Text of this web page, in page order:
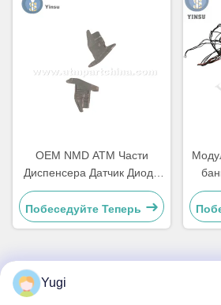
OEM NMD ATM Части
Диспенсера Датчик Диода
A001486
Побеседуйте Теперь
Быстрый контакт
Yugi